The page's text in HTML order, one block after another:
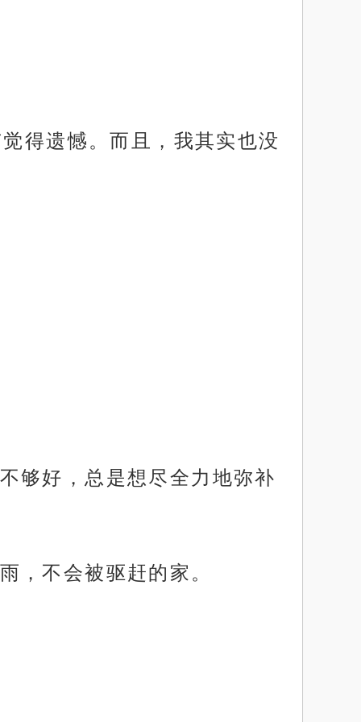
得遗憾。而且，我其实也没
够好，总是想尽全力地弥补
，不会被驱赶的家。